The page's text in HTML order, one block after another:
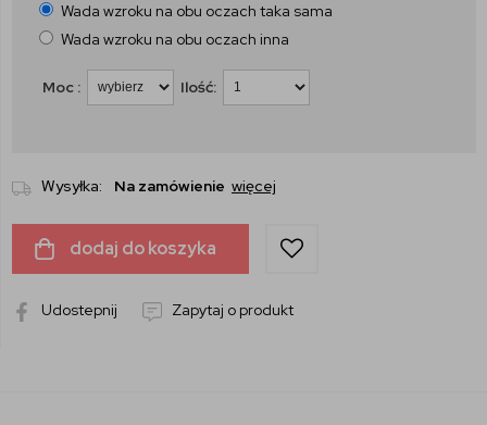
Wada wzroku na obu oczach taka sama
Wada wzroku na obu oczach inna
Moc : Ilość:
Wysyłka: Na zamówienie więcej
dodaj do koszyka
Udostepnij Zapytaj o produkt